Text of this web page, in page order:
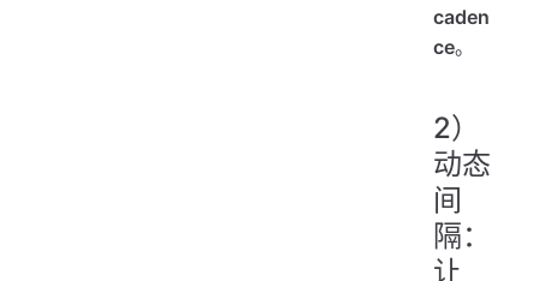
caden
ce。
2）
动态
间
隔：
让